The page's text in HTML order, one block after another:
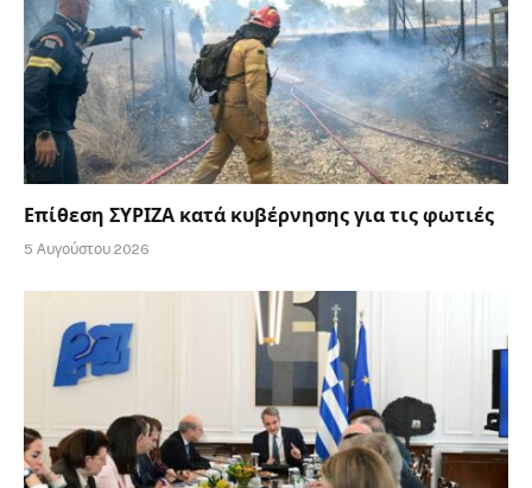
Επίθεση ΣΥΡΙΖΑ κατά κυβέρνησης για τις φωτιές
5 Αυγούστου 2026